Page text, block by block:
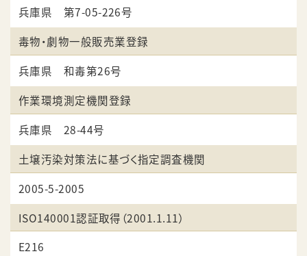
兵庫県 第7-05-226号
毒物・劇物一般販売業登録
兵庫県 和毒第26号
作業環境測定機関登録
兵庫県 28-44号
土壌汚染対策法に基づく指定調査機関
2005-5-2005
ISO140001認証取得（2001.1.11）
E216